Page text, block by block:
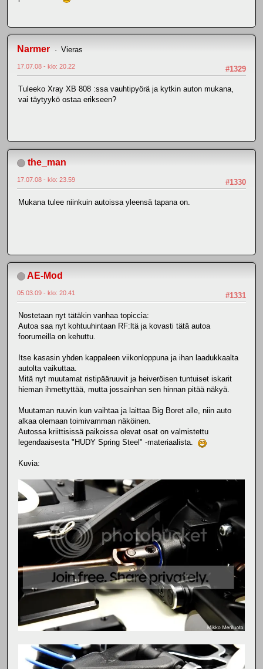
Narmer Vieras
#1329
17.07.08 - klo: 20.22
Tuleeko Xray XB 808 :ssa vauhtipyörä ja kytkin auton mukana,
vai täytyykö ostaa erikseen?
the_man
#1330
17.07.08 - klo: 23.59
Mukana tulee niinkuin autoissa yleensä tapana on.
AE-Mod
#1331
05.03.09 - klo: 20.41
Nostetaan nyt tätäkin vanhaa topiccia:
Autoa saa nyt kohtuuhintaan RF:ltä ja kovasti tätä autoa
foorumeilla on kehuttu.
Itse kasasin yhden kappaleen viikonloppuna ja ihan laadukkaalta
autolta vaikuttaa.
Mitä nyt muutamat ristipääruuvit ja heiveröisen tuntuiset iskarit
hieman ihmettyttää, mutta jossainhan sen hinnan pitää näkyä.
Muutaman ruuvin kun vaihtaa ja laittaa Big Boret alle, niin auto
alkaa olemaan toimivamman näköinen.
Autossa kriittisissä paikoissa olevat osat on valmistettu
legendaaisesta "HUDY Spring Steel" -materiaalista.
Kuvia: